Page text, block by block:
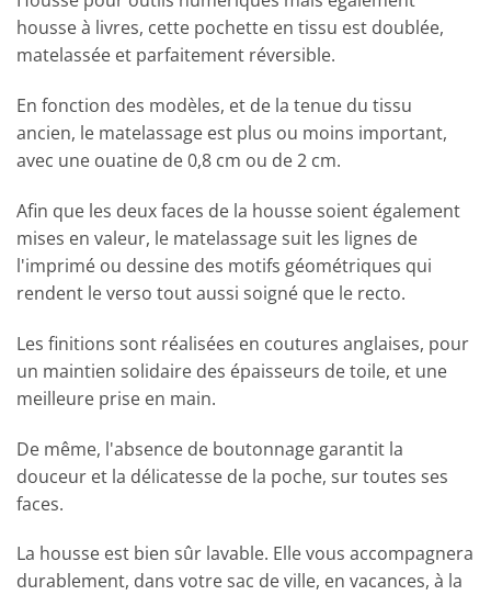
housse à livres, cette pochette en tissu est doublée,
matelassée et parfaitement réversible.
En fonction des modèles, et de la tenue du tissu
ancien, le matelassage est plus ou moins important,
avec une ouatine de 0,8 cm ou de 2 cm.
Afin que les deux faces de la housse soient également
mises en valeur, le matelassage suit les lignes de
l'imprimé ou dessine des motifs géométriques qui
rendent le verso tout aussi soigné que le recto.
Les finitions sont réalisées en coutures anglaises, pour
un maintien solidaire des épaisseurs de toile, et une
meilleure prise en main.
De même, l'absence de boutonnage garantit la
douceur et la délicatesse de la poche, sur toutes ses
faces.
La housse est bien sûr lavable. Elle vous accompagnera
durablement, dans votre sac de ville, en vacances, à la